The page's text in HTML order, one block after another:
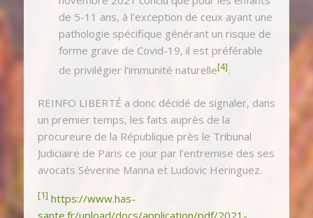
de 5-11 ans, à l’exception de ceux ayant une
pathologie spécifique générant un risque de
forme grave de Covid-19, il est préférable
de privilégier l’immunité naturelle[4].
REINFO LIBERTÉ a donc décidé de signaler, dans
un premier temps, les faits auprès de la
procureure de la République près le Tribunal
Judiciaire de Paris ce jour par l’entremise des ses
avocats Séverine Manna et Ludovic Heringuez.
[1] https://www.has-
sante.fr/upload/docs/application/pdf/2021-